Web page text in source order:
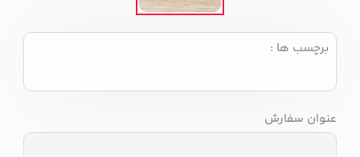
برچسب ها :
عنوان سفارش